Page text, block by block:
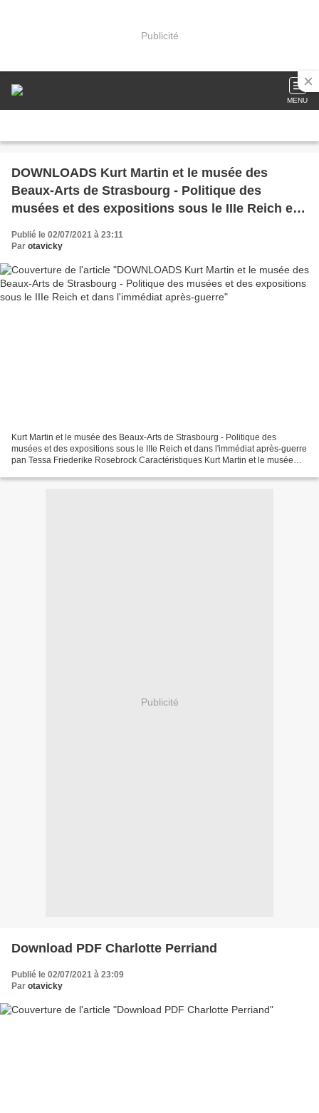
Publicité
MENU
DOWNLOADS Kurt Martin et le musée des
Beaux-Arts de Strasbourg - Politique des
musées et des expositions sous le IIIe Reich et
dans l'immédiat après-guerre
Publié le 02/07/2021 à 23:11
Par otavicky
Kurt Martin et le musée des Beaux-Arts de Strasbourg - Politique des
musées et des expositions sous le IIIe Reich et dans l'immédiat après-guerre
pan Tessa Friederike Rosebrock Caractéristiques Kurt Martin et le musée
Publicité
Download PDF Charlotte Perriand
Publié le 02/07/2021 à 23:09
Par otavicky